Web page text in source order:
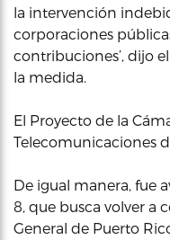
la intervención
corporaciones
contribuciones’, dijo
la medida.
El Proyecto de la
Telecomunicaciones
De igual manera, fue
8, que busca volver a
General de Puerto